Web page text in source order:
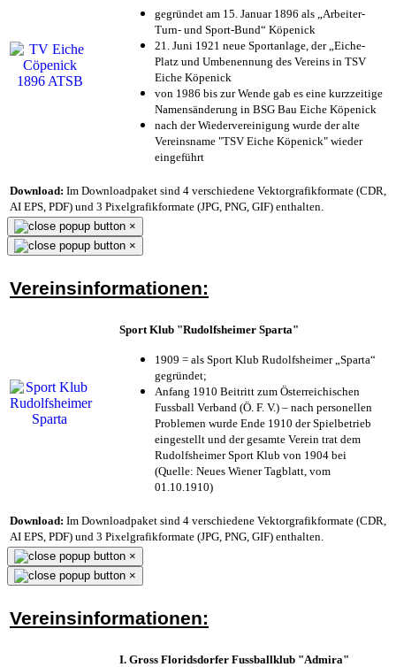
gegründet am 15. Januar 1896 als „Arbeiter-
Turn- und Sport-Bund“ Köpenick
21. Juni 1921 neue Sportanlage, der „Eiche-
Platz und Umbenennung des Vereins in TSV
Eiche Köpenick
von 1986 bis zur Wende gab es eine kurzzeitige
Namensänderung in BSG Bau Eiche Köpenick
nach der Wiedervereinigung wurde der alte
Vereinsname "TSV Eiche Köpenick" wieder
eingeführt
Download: Im Downloadpaket sind 4 verschiedene Vektorgrafikformate (CDR,
AI EPS, PDF) und 3 Pixelgrafikformate (JPG, PNG, GIF) enthalten.
×
×
Vereinsinformationen:
Sport Klub "Rudolfsheimer Sparta"
1909 = als Sport Klub Rudolfsheimer „Sparta“
gegründet;
Anfang 1910 Beitritt zum Österreichischen
Fussball Verband (Ö. F. V.) – nach personellen
Problemen wurde Ende 1910 der Spielbetrieb
eingestellt und der gesamte Verein trat dem
Rudolfsheimer Sport Klub von 1904 bei
(Quelle: Neues Wiener Tagblatt, vom
01.10.1910)
Download: Im Downloadpaket sind 4 verschiedene Vektorgrafikformate (CDR,
AI EPS, PDF) und 3 Pixelgrafikformate (JPG, PNG, GIF) enthalten.
×
×
Vereinsinformationen:
I. Gross Floridsdorfer Fussballklub "Admira"